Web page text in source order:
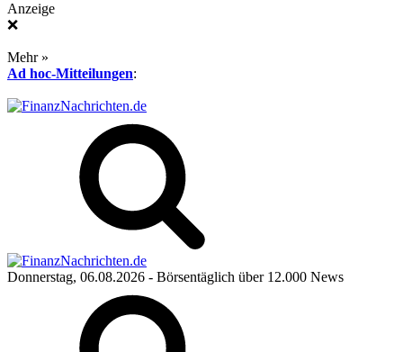
Anzeige
❌
Mehr »
Ad hoc-Mitteilungen:
Donnerstag, 06.08.2026 - Börsentäglich über 12.000 News